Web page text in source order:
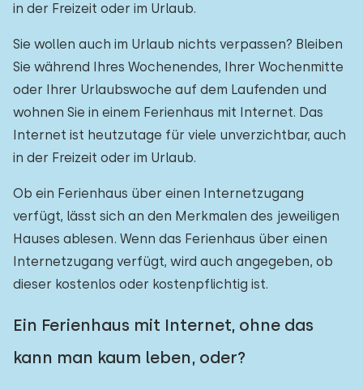
in der Freizeit oder im Urlaub.
Sie wollen auch im Urlaub nichts verpassen? Bleiben
Sie während Ihres Wochenendes, Ihrer Wochenmitte
oder Ihrer Urlaubswoche auf dem Laufenden und
wohnen Sie in einem Ferienhaus mit Internet. Das
Internet ist heutzutage für viele unverzichtbar, auch
in der Freizeit oder im Urlaub.
Ob ein Ferienhaus über einen Internetzugang
verfügt, lässt sich an den Merkmalen des jeweiligen
Hauses ablesen. Wenn das Ferienhaus über einen
Internetzugang verfügt, wird auch angegeben, ob
dieser kostenlos oder kostenpflichtig ist.
Ein Ferienhaus mit Internet, ohne das
kann man kaum leben, oder?